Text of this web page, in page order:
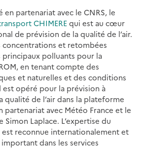
en partenariat avec le CNRS, le
CHIMEREqui est au cœur
de prévision de la qualité de l’air.
concentrations et retombées
polluants pour la
en tenant compte des
et naturelles et des conditions
opéré pour la prévision à
qualité de l’air dans la plateforme
partenariat avec Météo France et le
Laplace. L’expertise du
est reconnue internationalement et
dans les services